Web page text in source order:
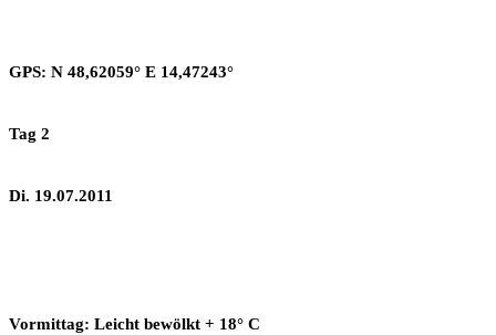
GPS: N 48,62059° E 14,47243°
Tag 2
Di. 19.07.2011
Vormittag: Leicht bewölkt + 18° C